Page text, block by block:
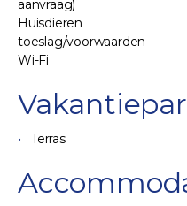
aanvraag)
Huisdieren
toeslag/voorwaarden
Wi-Fi
Terras